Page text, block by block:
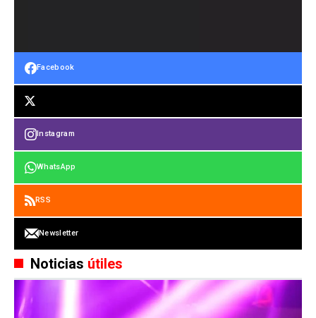
Facebook
Instagram
WhatsApp
RSS
Newsletter
Noticias útiles